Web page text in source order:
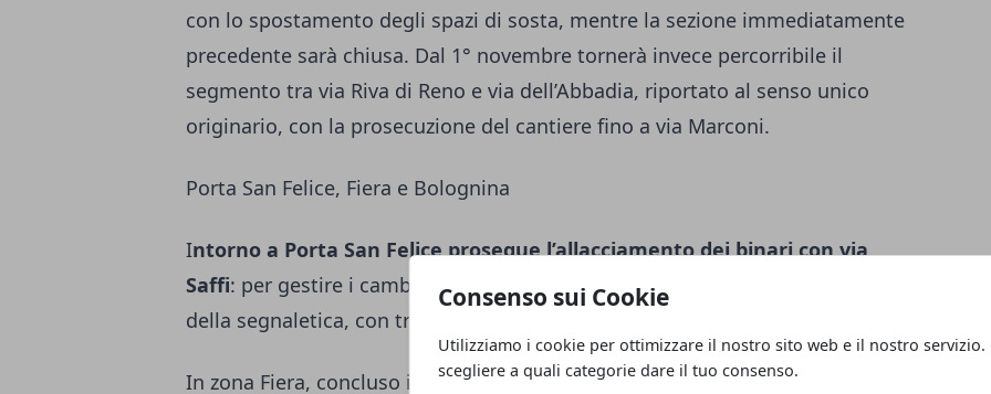
Consenso sui Cookie
Utilizziamo i cookie per ottimizzare il nostro sito web e il nostro servizio.
scegliere a quali categorie dare il tuo consenso.
con lo spostamento degli spazi di sosta, mentre la sezione immediatamente
precedente sarà chiusa. Dal 1° novembre tornerà invece percorribile il
segmento tra via Riva di Reno e via dell’Abbadia, riportato al senso unico
originario, con la prosecuzione del cantiere fino a via Marconi.
Porta San Felice, Fiera e Bolognina
Intorno a Porta San Felice prosegue l’allacciamento dei binari con via
Saffi: per gestire i cambiamenti alla viabilità è previsto un potenziamento
della segnaletica, con traffico consentito soltanto nelle corsie esterne.
In zona Fiera, concluso il Cersaie,via Serena sarà riaperta dal 1° ottobre